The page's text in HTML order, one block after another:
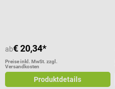
ab€ 20,34*
Preise inkl. MwSt. zzgl.
Versandkosten
Produktdetails